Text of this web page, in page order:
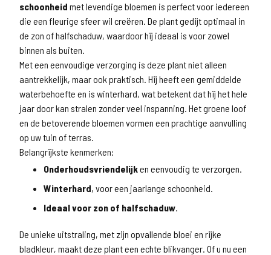
schoonheid met levendige bloemen is perfect voor iedereen
die een fleurige sfeer wil creëren. De plant gedijt optimaal in
de zon of halfschaduw, waardoor hij ideaal is voor zowel
binnen als buiten.
Met een eenvoudige verzorging is deze plant niet alleen
aantrekkelijk, maar ook praktisch. Hij heeft een gemiddelde
waterbehoefte en is winterhard, wat betekent dat hij het hele
jaar door kan stralen zonder veel inspanning. Het groene loof
en de betoverende bloemen vormen een prachtige aanvulling
op uw tuin of terras.
Belangrijkste kenmerken:
Onderhoudsvriendelijken eenvoudig te verzorgen.
Winterhard, voor een jaarlange schoonheid.
Ideaal voor zon of halfschaduw.
De unieke uitstraling, met zijn opvallende bloei en rijke
bladkleur, maakt deze plant een echte blikvanger. Of u nu een